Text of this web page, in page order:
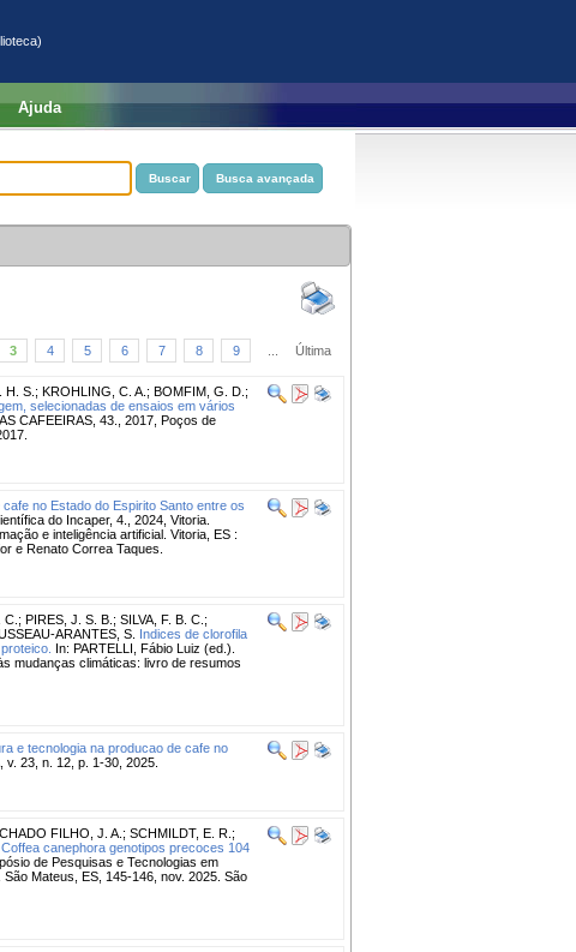
Ajuda
3 4 5 6 7 8 9 Última
H. S. ; KROHLING, C. A. ; BOMFIM, G. D. ;
selecionadas de ensaios em vários
CAFEEIRAS, 43., 2017, Poços de
no Estado do Espirito Santo entre os
do Incaper, 4., 2024, Vitoria.
e inteligência artificial. Vitoria, ES :
e Renato Correa Taques.
; PIRES, J. S. B. ; SILVA, F. B. C. ;
ARANTES, S. Indices de clorofila
In: PARTELLI, Fábio Luiz (ed.).
mudanças climáticas: livro de resumos
e tecnologia na producao de cafe no
23, n. 12, p. 1-30, 2025.
FILHO, J. A. ; SCHMILDT, E. R. ;
canephora genotipos precoces 104
de Pesquisas e Tecnologias em
Mateus, ES, 145-146, nov. 2025. São